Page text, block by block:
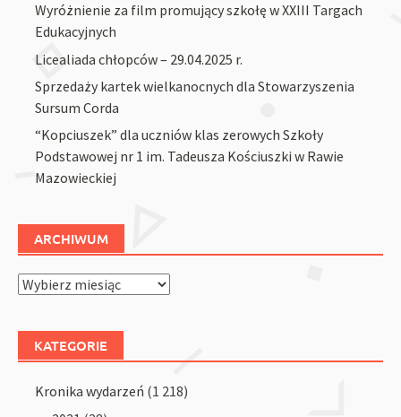
Wyróżnienie za film promujący szkołę w XXIII Targach
Edukacyjnych
Licealiada chłopców – 29.04.2025 r.
Sprzedaży kartek wielkanocnych dla Stowarzyszenia
Sursum Corda
“Kopciuszek” dla uczniów klas zerowych Szkoły
Podstawowej nr 1 im. Tadeusza Kościuszki w Rawie
Mazowieckiej
ARCHIWUM
Archiwum
KATEGORIE
Kronika wydarzeń (1 218)